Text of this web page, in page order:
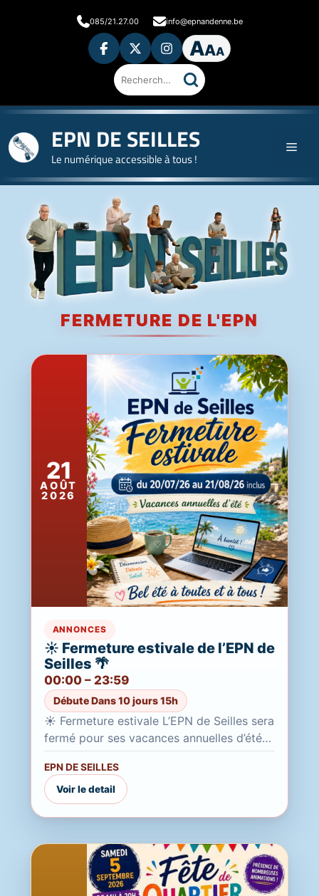
085/21.27.00 info@epnandenne.be
AAA
Rechercher
sur
le
EPN DE SEILLES
Le numérique accessible à tous !
Accueil
FERMETURE DE L'EPN
21
AOÛT
2026
ANNONCES
☀️ Fermeture estivale de l’EPN de
Seilles 🌴
00:00 – 23:59
Débute Dans 10 jours 15h
☀️ Fermeture estivale L’EPN de Seilles sera
fermé pour ses vacances annuelles d’été
Du 20 juillet au 21 août 2026 inclus Durant
cette période,...
EPN DE SEILLES
Voir le detail